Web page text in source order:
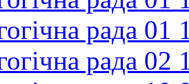
рада 01
рада 02